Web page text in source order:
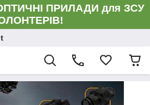
ПРИЛАДИ для ЗСУ